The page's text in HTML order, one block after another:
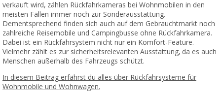
verkauft wird, zählen Rückfahrkameras bei Wohnmobilen in den
meisten Fällen immer noch zur Sonderausstattung.
Dementsprechend finden sich auch auf dem Gebrauchtmarkt noch
zahlreiche Reisemobile und Campingbusse ohne Rückfahrkamera.
Dabei ist ein Rückfahrsystem nicht nur ein Komfort-Feature.
Vielmehr zählt es zur sicherheitsrelevanten Ausstattung, da es auch
Menschen außerhalb des Fahrzeugs schützt.
In diesem Beitrag erfährst du alles über Rückfahrsysteme für
Wohnmobile und Wohnwagen.